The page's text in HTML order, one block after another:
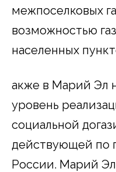
межпоселковых
возможностью
населенных
акже в Марий Эл
уровень
социальной
действующей по
России. Марий